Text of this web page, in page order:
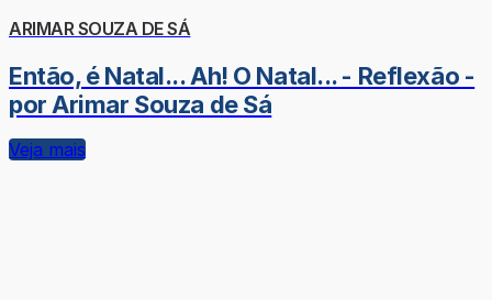
ARIMAR SOUZA DE SÁ
Então, é Natal... Ah! O Natal... - Reflexão -
por Arimar Souza de Sá
Veja mais